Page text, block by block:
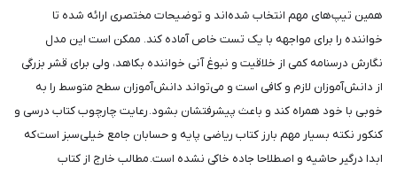
همین تیپ‌های مهم انتخاب شده‌اند و توضیحات مختصری ارائه شده تا
خواننده را برای مواجهه با یک تست خاص آماده کند. ممکن است این مدل
نگارش درسنامه کمی از خلاقیت و نبوغ آنی خواننده بکاهد، ولی برای قشر بزرگی
از دانش‌آموزان لازم و کافی است و می‌تواند دانش‌آموزان سطح متوسط را به
خوبی با خود همراه کند و باعث پیشرفتشان بشود. رعایت چارچوب کتاب درسی و
کنکور نکته بسیار مهم بارز کتاب ریاضی پایه و حسابان جامع خیلی‌سبز است که
ابدا درگیر حاشیه و اصطلاحا جاده خاکی نشده است. مطالب خارج از کتاب